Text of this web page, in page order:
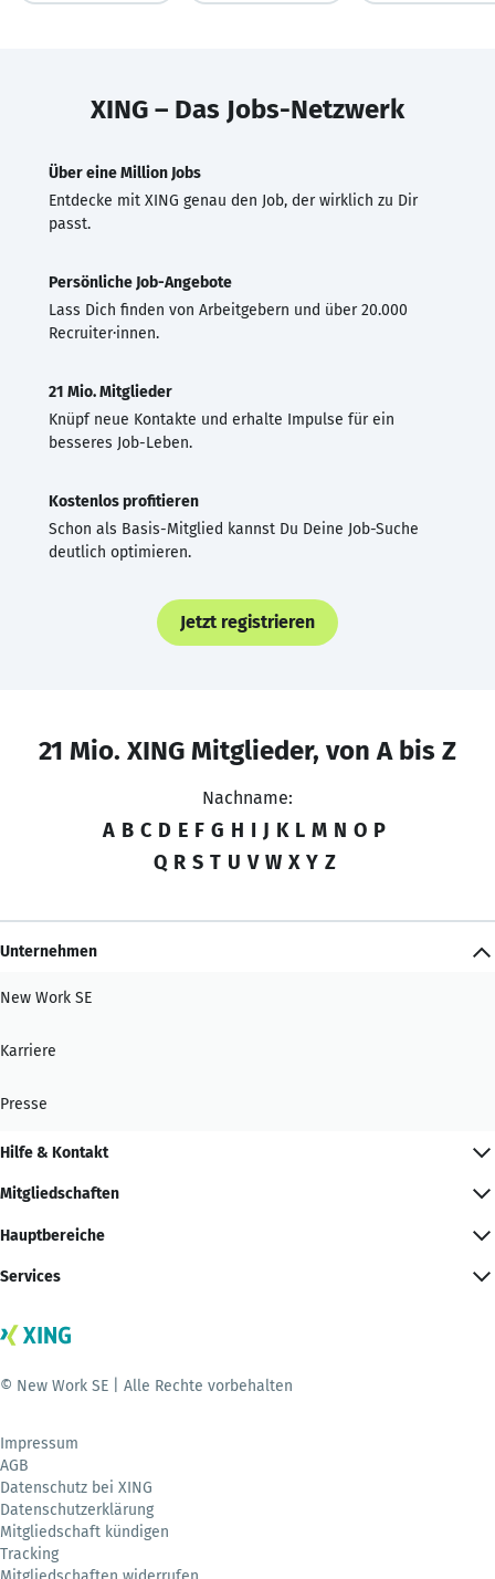
XING – Das Jobs-Netzwerk
Über eine Million Jobs
Entdecke mit XING genau den Job, der wirklich zu Dir
passt.
Persönliche Job-Angebote
Lass Dich finden von Arbeitgebern und über 20.000
Recruiter·innen.
21 Mio. Mitglieder
Knüpf neue Kontakte und erhalte Impulse für ein
besseres Job-Leben.
Kostenlos profitieren
Schon als Basis-Mitglied kannst Du Deine Job-Suche
deutlich optimieren.
Jetzt registrieren
21 Mio. XING Mitglieder, von A bis Z
Nachname:
A B C D E F G H I J K L M N O P
Q R S T U V W X Y Z
Unternehmen
New Work SE
Karriere
Presse
Hilfe & Kontakt
Mitgliedschaften
Hauptbereiche
Services
© New Work SE | Alle Rechte vorbehalten
Impressum
AGB
Datenschutz bei XING
Datenschutzerklärung
Mitgliedschaft kündigen
Tracking